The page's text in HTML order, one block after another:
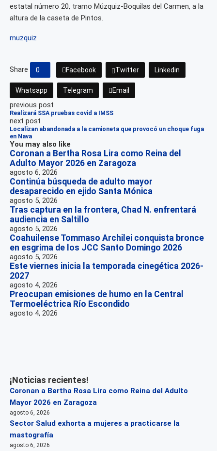
estatal número 20, tramo Múzquiz-Boquilas del Carmen, a la
altura de la caseta de Pintos.
muzquiz
Share 0 Facebook Twitter Linkedin
Whatsapp Telegram Email
previous post
Realizará SSA pruebas covid a IMSS
next post
Localizan abandonada a la camioneta que provocó un choque fuga
en Nava
You may also like
Coronan a Bertha Rosa Lira como Reina del
Adulto Mayor 2026 en Zaragoza
agosto 6, 2026
Continúa búsqueda de adulto mayor
desaparecido en ejido Santa Mónica
agosto 5, 2026
Tras captura en la frontera, Chad N. enfrentará
audiencia en Saltillo
agosto 5, 2026
Coahuilense Tommaso Archilei conquista bronce
en esgrima de los JCC Santo Domingo 2026
agosto 5, 2026
Este viernes inicia la temporada cinegética 2026-
2027
agosto 4, 2026
Preocupan emisiones de humo en la Central
Termoeléctrica Río Escondido
agosto 4, 2026
¡Noticias recientes!
Coronan a Bertha Rosa Lira como Reina del Adulto
Mayor 2026 en Zaragoza
agosto 6, 2026
Sector Salud exhorta a mujeres a practicarse la
mastografía
agosto 6, 2026